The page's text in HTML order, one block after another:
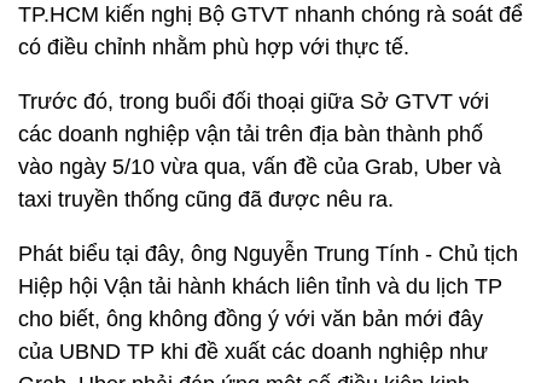
TP.HCM kiến nghị Bộ GTVT nhanh chóng rà soát để
có điều chỉnh nhằm phù hợp với thực tế.
Trước đó, trong buổi đối thoại giữa Sở GTVT với
các doanh nghiệp vận tải trên địa bàn thành phố
vào ngày 5/10 vừa qua, vấn đề của Grab, Uber và
taxi truyền thống cũng đã được nêu ra.
Phát biểu tại đây, ông Nguyễn Trung Tính - Chủ tịch
Hiệp hội Vận tải hành khách liên tỉnh và du lịch TP
cho biết, ông không đồng ý với văn bản mới đây
của UBND TP khi đề xuất các doanh nghiệp như